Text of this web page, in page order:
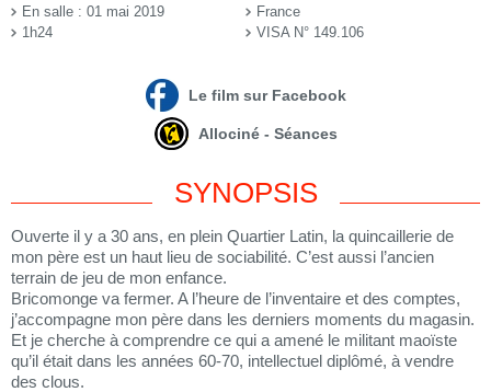
En salle : 01 mai 2019
France
1h24
VISA N° 149.106
Le film sur Facebook
Allociné - Séances
SYNOPSIS
Ouverte il y a 30 ans, en plein Quartier Latin, la quincaillerie de
mon père est un haut lieu de sociabilité. C’est aussi l’ancien
terrain de jeu de mon enfance.
Bricomonge va fermer. A l’heure de l’inventaire et des comptes,
j’accompagne mon père dans les derniers moments du magasin.
Et je cherche à comprendre ce qui a amené le militant maoïste
qu’il était dans les années 60-70, intellectuel diplômé, à vendre
des clous.